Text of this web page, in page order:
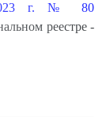
г. № 80
реестре -